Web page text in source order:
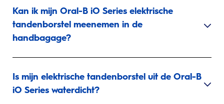
Kan ik mijn Oral-B iO Series elektrische
tandenborstel meenemen in de
handbagage?
Is mijn elektrische tandenborstel uit de Oral-B
iO Series waterdicht?